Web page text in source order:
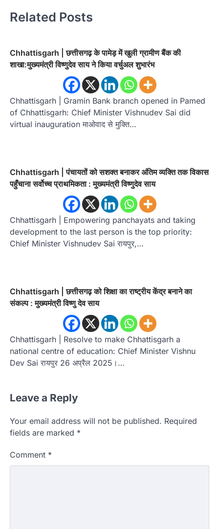
Related Posts
Chhattisgarh | छत्तीसगढ़ के पामेड़ में खुली ग्रामीण बैंक की
शाखा:मुख्यमंत्री विष्णुदेव साय ने किया वर्चुअल शुभारंभ
Chhattisgarh | Gramin Bank branch opened in Pamed
of Chhattisgarh: Chief Minister Vishnudev Sai did
virtual inauguration माओवाद से मुक्ति…
Chhattisgarh | पंचायतों को सशक्त बनाकर अंतिम व्यक्ति तक विकास
पहुँचाना सर्वोच्च प्राथमिकता : मुख्यमंत्री विष्णुदेव साय
Chhattisgarh | Empowering panchayats and taking
development to the last person is the top priority:
Chief Minister Vishnudev Sai रायपुर,…
Chhattisgarh | छत्तीसगढ़ को शिक्षा का राष्ट्रीय केंद्र बनाने का
संकल्प : मुख्यमंत्री विष्णु देव साय
Chhattisgarh | Resolve to make Chhattisgarh a
national centre of education: Chief Minister Vishnu
Dev Sai रायपुर 26 अप्रैल 2025।…
Leave a Reply
Your email address will not be published. Required
fields are marked *
Comment *